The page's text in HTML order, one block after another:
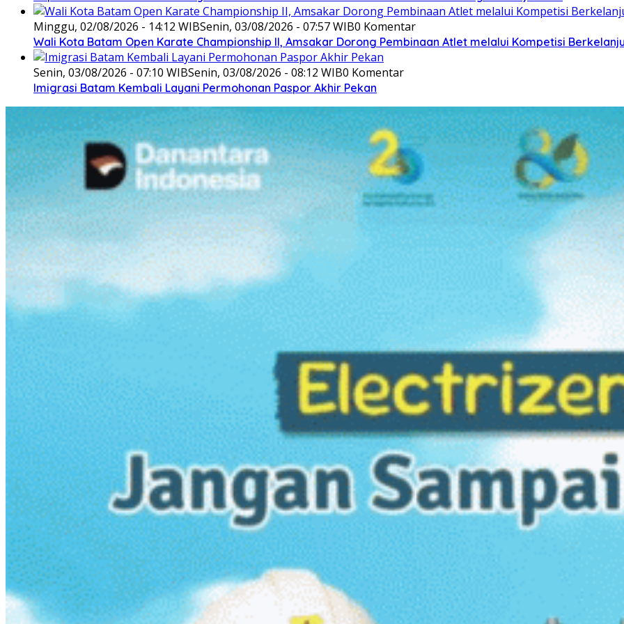
Minggu, 02/08/2026 - 14:12 WIBSenin, 03/08/2026 - 07:57 WIB0 Komentar
Wali Kota Batam Open Karate Championship II, Amsakar Dorong Pembinaan Atlet melalui Kompetisi
Senin, 03/08/2026 - 07:10 WIBSenin, 03/08/2026 - 08:12 WIB0 Komentar
Imigrasi Batam Kembali Layani Permohonan Paspor Akhir Pekan